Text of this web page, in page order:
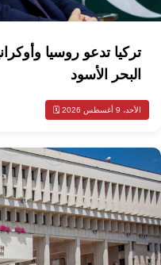
تركيا تدعو روسيا
البحر الأسود
الأحد، 9 أغسطس 2026 🗓️